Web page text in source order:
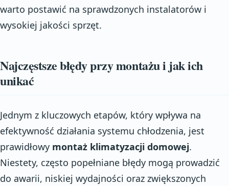
warto postawić na sprawdzonych instalatorów i
wysokiej jakości sprzęt.
Najczęstsze błędy przy montażu i jak ich
unikać
Jednym z kluczowych etapów, który wpływa na
efektywność działania systemu chłodzenia, jest
prawidłowy montaż klimatyzacji domowej.
Niestety, często popełniane błędy mogą prowadzić
do awarii, niskiej wydajności oraz zwiększonych